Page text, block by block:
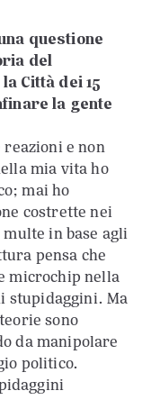
questione
del
Città dei 15
la gente
reazioni e non
mia vita ho
mai ho
costrette nei
in base agli
pensa che
microchip nella
stupidaggini. Ma
sono
da manipolare
politico.